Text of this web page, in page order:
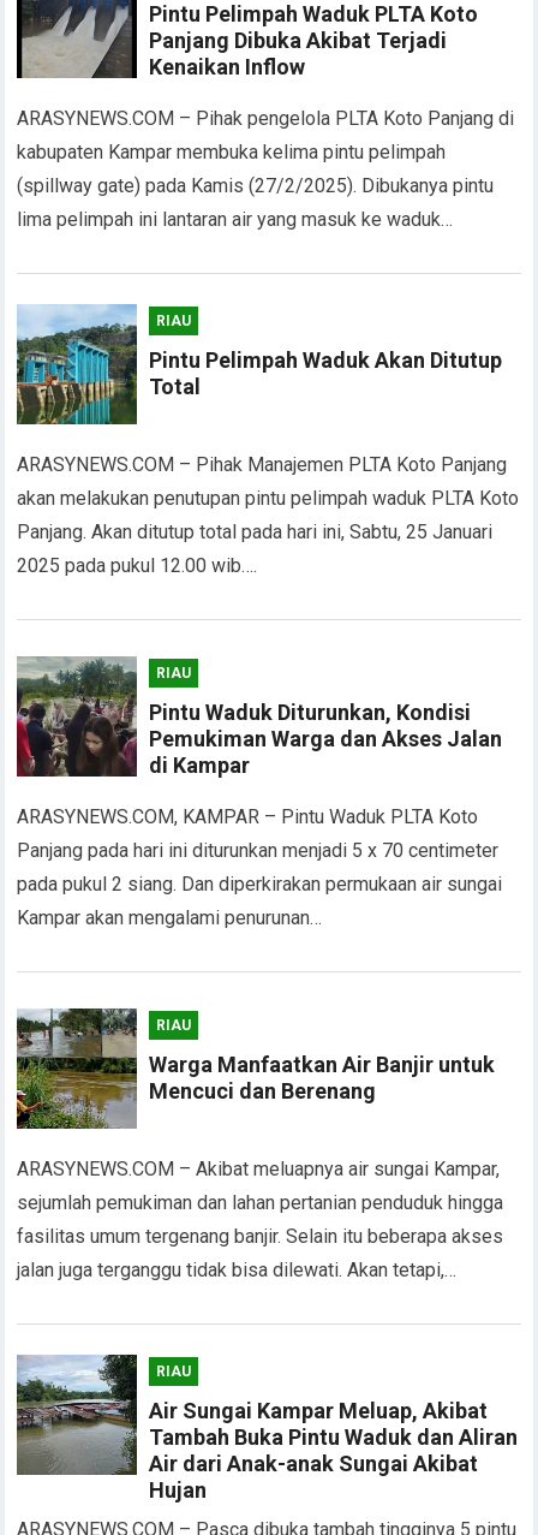
Pintu Pelimpah Waduk PLTA Koto
Panjang Dibuka Akibat Terjadi
Kenaikan Inflow
ARASYNEWS.COM – Pihak pengelola PLTA Koto Panjang di
kabupaten Kampar membuka kelima pintu pelimpah
(spillway gate) pada Kamis (27/2/2025). Dibukanya pintu
lima pelimpah ini lantaran air yang masuk ke waduk…
RIAU
Pintu Pelimpah Waduk Akan Ditutup
Total
ARASYNEWS.COM – Pihak Manajemen PLTA Koto Panjang
akan melakukan penutupan pintu pelimpah waduk PLTA Koto
Panjang. Akan ditutup total pada hari ini, Sabtu, 25 Januari
2025 pada pukul 12.00 wib….
RIAU
Pintu Waduk Diturunkan, Kondisi
Pemukiman Warga dan Akses Jalan
di Kampar
ARASYNEWS.COM, KAMPAR – Pintu Waduk PLTA Koto
Panjang pada hari ini diturunkan menjadi 5 x 70 centimeter
pada pukul 2 siang. Dan diperkirakan permukaan air sungai
Kampar akan mengalami penurunan…
RIAU
Warga Manfaatkan Air Banjir untuk
Mencuci dan Berenang
ARASYNEWS.COM – Akibat meluapnya air sungai Kampar,
sejumlah pemukiman dan lahan pertanian penduduk hingga
fasilitas umum tergenang banjir. Selain itu beberapa akses
jalan juga terganggu tidak bisa dilewati. Akan tetapi,…
RIAU
Air Sungai Kampar Meluap, Akibat
Tambah Buka Pintu Waduk dan Aliran
Air dari Anak-anak Sungai Akibat
Hujan
ARASYNEWS.COM – Pasca dibuka tambah tingginya 5 pintu